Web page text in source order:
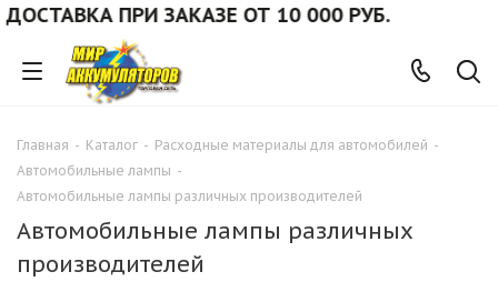
ПРИ ЗАКАЗЕ ОТ 10 000 РУБ.
Главная - Каталог - Расходные материалы для автомобилей -
Автомобильные лампы -
Автомобильные лампы различных производителей
Автомобильные лампы различных
производителей